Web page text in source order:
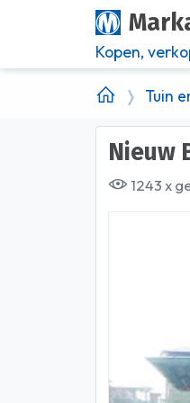
Kopen,
Tuin
1243 x